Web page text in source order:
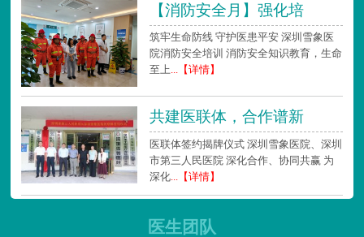
【消防安全月】强化培
筑牢生命防线 守护医患平安 深圳雪象医
院消防安全培训 消防安全知识教育，生命
至上...【详情】
共建医联体，合作谱新
医联体签约揭牌仪式 深圳雪象医院、深圳
市第三人民医院 深化合作、协同共赢 为
深化...【详情】
医生团队